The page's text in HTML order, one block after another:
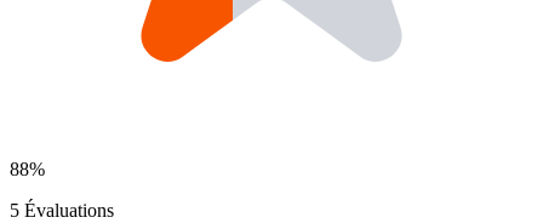
88%
5 Évaluations